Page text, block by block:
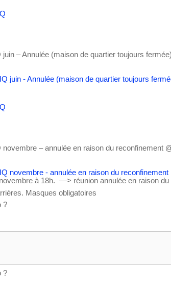
– Annulée (maison de quartier toujours fermée)
novembre – annulée en raison du reconfinement
à 18h. —> réunion annulée en raison du
Masques obligatoires
?
?